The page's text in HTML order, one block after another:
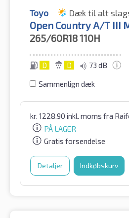
Toyo Dæk til alt
Open Country A/T III
265/60R18110H
D D 73 dB
Sammenlign dæk
kr. 1228.90 inkl. moms fra
PÅ LAGER
Gratis forsendelse
Detaljer Indkøbskurv